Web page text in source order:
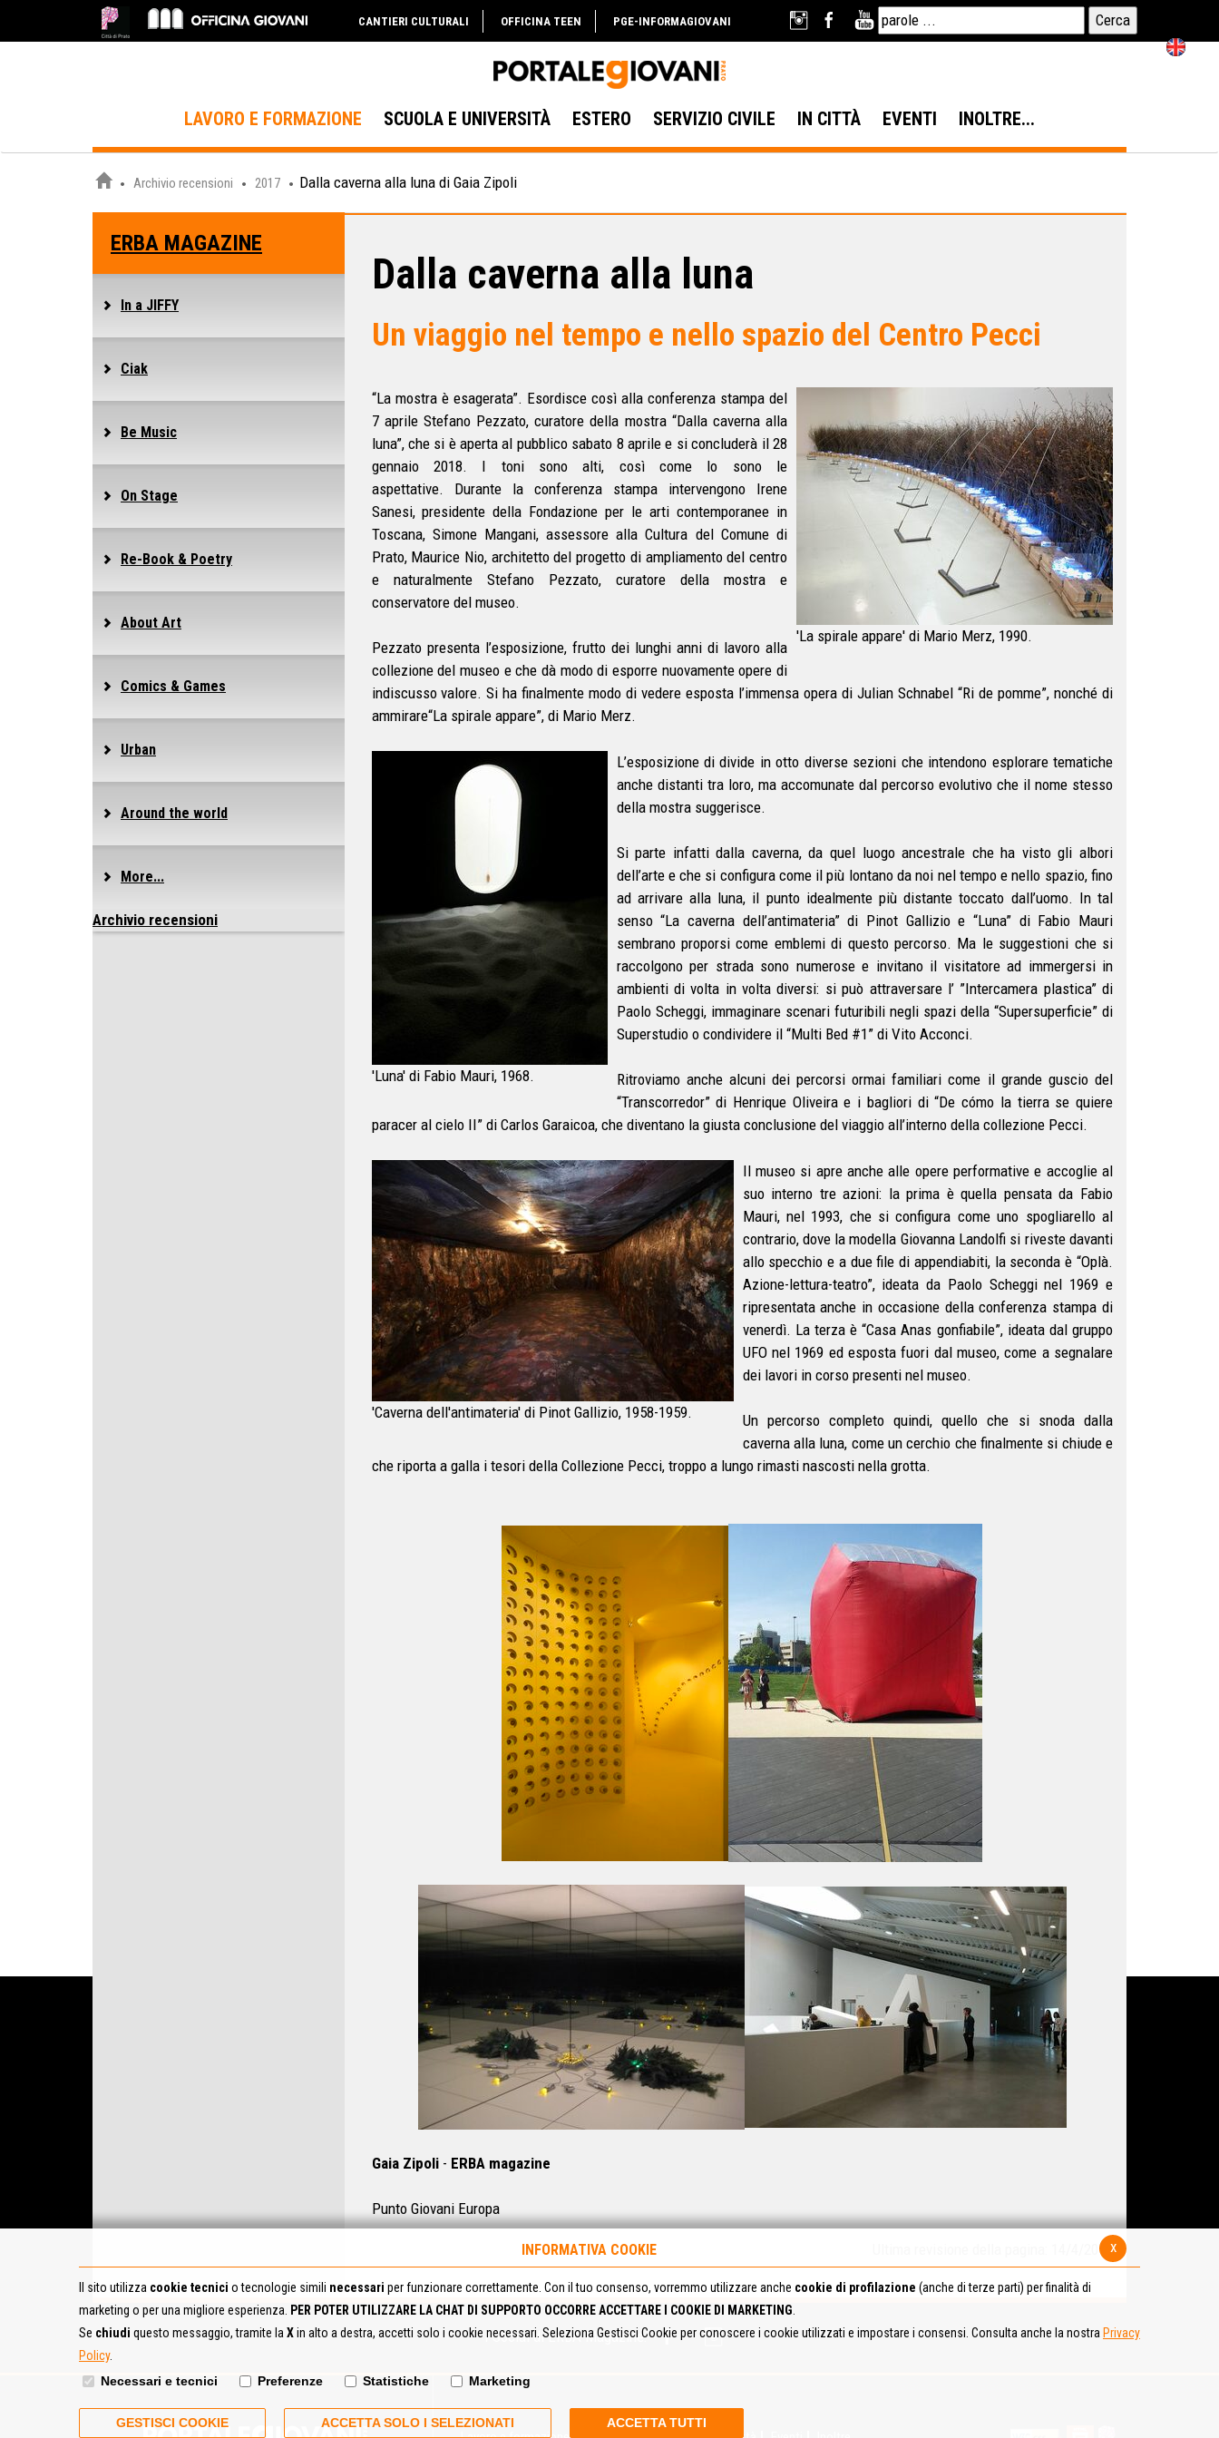
CANTIERI CULTURALI OFFICINA TEEN PGE-INFORMAGIOVANI
LAVORO E FORMAZIONE SCUOLA E UNIVERSITÀ ESTERO SERVIZIO CIVILE IN CITTÀ EVENTI INOLTRE...
Archivio recensioni 2017 Dalla caverna alla luna di Gaia Zipoli
ERBA MAGAZINE
In a JIFFY
Ciak
Be Music
On Stage
Re-Book & Poetry
About Art
Comics & Games
Urban
Around the world
More...
Archivio recensioni
Dalla caverna alla luna
Un viaggio nel tempo e nello spazio del Centro Pecci
'La spirale appare' di Mario Merz, 1990.
“La mostra è esagerata”. Esordisce così alla conferenza stampa del
7 aprile Stefano Pezzato, curatore della mostra “Dalla caverna alla
luna”, che si è aperta al pubblico sabato 8 aprile e si concluderà il 28
gennaio 2018. I toni sono alti, così come lo sono le
aspettative. Durante la conferenza stampa intervengono Irene
Sanesi, presidente della Fondazione per le arti contemporanee in
Toscana, Simone Mangani, assessore alla Cultura del Comune di
Prato, Maurice Nio, architetto del progetto di ampliamento del centro
e naturalmente Stefano Pezzato, curatore della mostra e
conservatore del museo.
Pezzato presenta l’esposizione, frutto dei lunghi anni di lavoro alla
collezione del museo e che dà modo di esporre nuovamente opere di
indiscusso valore. Si ha finalmente modo di vedere esposta l’immensa opera di Julian Schnabel “Ri de pomme”, nonché di
ammirare“La spirale appare”, di Mario Merz.
'Luna' di Fabio Mauri, 1968.
L’esposizione di divide in otto diverse sezioni che intendono esplorare tematiche
anche distanti tra loro, ma accomunate dal percorso evolutivo che il nome stesso
della mostra suggerisce.
Si parte infatti dalla caverna, da quel luogo ancestrale che ha visto gli albori
dell’arte e che si configura come il più lontano da noi nel tempo e nello spazio, fino
ad arrivare alla luna, il punto idealmente più distante toccato dall’uomo. In tal
senso “La caverna dell’antimateria” di Pinot Gallizio e “Luna” di Fabio Mauri
sembrano proporsi come emblemi di questo percorso. Ma le suggestioni che si
raccolgono per strada sono numerose e invitano il visitatore ad immergersi in
ambienti di volta in volta diversi: si può attraversare l’ ”Intercamera plastica” di
Paolo Scheggi, immaginare scenari futuribili negli spazi della “Supersuperficie” di
Superstudio o condividere il “Multi Bed #1” di Vito Acconci.
Ritroviamo anche alcuni dei percorsi ormai familiari come il grande guscio del
“Transcorredor” di Henrique Oliveira e i bagliori di “De cómo la tierra se quiere
paracer al cielo II” di Carlos Garaicoa, che diventano la giusta conclusione del viaggio all’interno della collezione Pecci.
'Caverna dell'antimateria' di Pinot Gallizio, 1958-1959.
Il museo si apre anche alle opere performative e accoglie al
suo interno tre azioni: la prima è quella pensata da Fabio
Mauri, nel 1993, che si configura come uno spogliarello al
contrario, dove la modella Giovanna Landolfi si riveste davanti
allo specchio e a due file di appendiabiti, la seconda è “Oplà.
Azione-lettura-teatro”, ideata da Paolo Scheggi nel 1969 e
ripresentata anche in occasione della conferenza stampa di
venerdì. La terza è “Casa Anas gonfiabile”, ideata dal gruppo
UFO nel 1969 ed esposta fuori dal museo, come a segnalare
dei lavori in corso presenti nel museo.
Un percorso completo quindi, quello che si snoda dalla
caverna alla luna, come un cerchio che finalmente si chiude e
che riporta a galla i tesori della Collezione Pecci, troppo a lungo rimasti nascosti nella grotta.
Gaia Zipoli- ERBA magazine
Punto Giovani Europa
Ultima revisione della pagina: 14/4/2017
I Social di ERBA Magazine:
x
INFORMATIVA COOKIE
Il sito utilizza cookie tecnici o tecnologie simili necessari per funzionare correttamente. Con il tuo consenso, vorremmo utilizzare anche cookie di profilazione (anche di terze parti) per finalità di
marketing o per una migliore esperienza.
PER POTER UTILIZZARE LA CHAT DI SUPPORTO OCCORRE ACCETTARE I COOKIE DI MARKETING
Se chiudi questo messaggio, tramite la Xin alto a destra, accetti solo i cookie necessari. Seleziona Gestisci Cookie per conoscere i cookie utilizzati e impostare i consensi. Consulta anche la nostra Privacy
Policy.
Necessari e tecnici
Preferenze Statistiche Marketing
GESTISCI COOKIE ACCETTA SOLO I SELEZIONATI ACCETTA TUTTI